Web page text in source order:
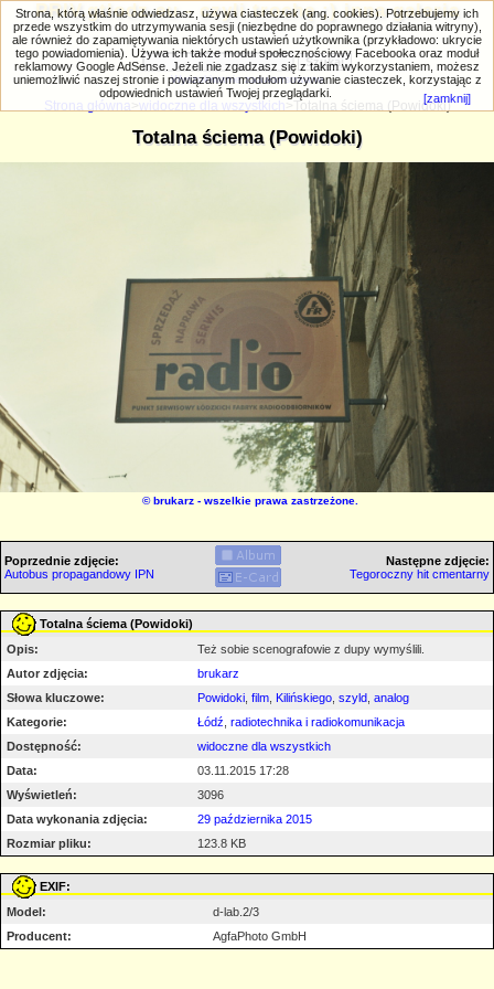
PRIV.gtlodz.eu - czyli trochę ;) inna galeria
Wyszukiwanie zaawansowane
Strona główna widoczne dla wszystkich >Totalna ściema (Powidoki)
Totalna ściema (Powidoki)
©brukarz - wszelkie prawa zastrzeżone.
Poprzednie zdjęcie:
Autobus propagandowy IPN
Następne zdjęcie:
Tegoroczny hit cmentarny
Totalna ściema (Powidoki)
Opis:
Też sobie scenografowie z dupy wymyślili.
Autor zdjęcia:
brukarz
Słowa kluczowe:
Powidoki film Kilińskiego szyld analog
Kategorie:
Łódź radiotechnika i radiokomunikacja
Dostępność:
widoczne dla wszystkich
Data:
03.11.2015 17:28
Wyświetleń:
3096
Data wykonania zdjęcia:
29 października 2015
Rozmiar pliku:
123.8 KB
EXIF:
Model:
d-lab.2/3
Producent:
AgfaPhoto GmbH
Strona, którą właśnie odwiedzasz, używa ciasteczek (ang. cookies). Potrzebujemy ich
przede wszystkim do utrzymywania sesji (niezbędne do poprawnego działania witryny),
ale również do zapamiętywania niektórych ustawień użytkownika (przykładowo: ukrycie
tego powiadomienia). Używa ich także moduł społecznościowy Facebooka oraz moduł
reklamowy Google AdSense. Jeżeli nie zgadzasz się z takim wykorzystaniem, możesz
uniemożliwić naszej stronie i powiązanym modułom używanie ciasteczek, korzystając z
odpowiednich ustawień Twojej przeglądarki.
[zamknij]